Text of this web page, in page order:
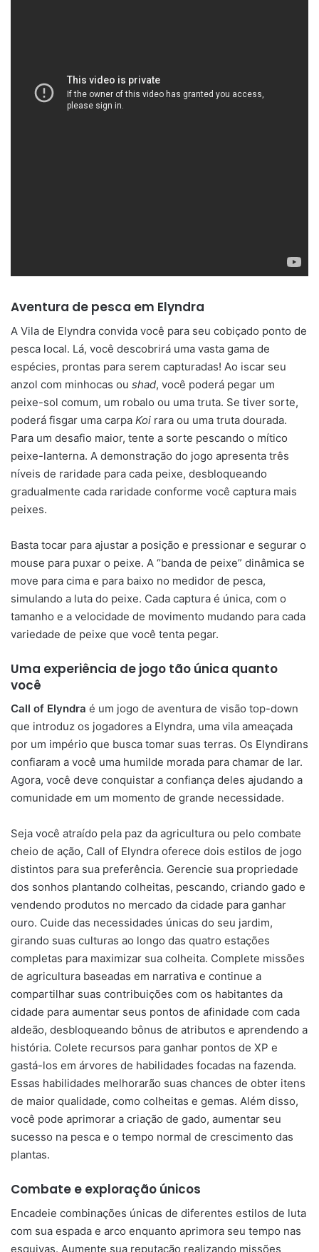
Aventura de pesca em Elyndra
A Vila de Elyndra convida você para seu cobiçado ponto de
pesca local. Lá, você descobrirá uma vasta gama de
espécies, prontas para serem capturadas! Ao iscar seu
anzol com minhocas ou shad, você poderá pegar um
peixe-sol comum, um robalo ou uma truta. Se tiver sorte,
poderá fisgar uma carpa Koi rara ou uma truta dourada.
Para um desafio maior, tente a sorte pescando o mítico
peixe-lanterna. A demonstração do jogo apresenta três
níveis de raridade para cada peixe, desbloqueando
gradualmente cada raridade conforme você captura mais
peixes.
Basta tocar para ajustar a posição e pressionar e segurar o
mouse para puxar o peixe. A “banda de peixe” dinâmica se
move para cima e para baixo no medidor de pesca,
simulando a luta do peixe. Cada captura é única, com o
tamanho e a velocidade de movimento mudando para cada
variedade de peixe que você tenta pegar.
Uma experiência de jogo tão única quanto
você
Call of Elyndra é um jogo de aventura de visão top-down
que introduz os jogadores a Elyndra, uma vila ameaçada
por um império que busca tomar suas terras. Os Elyndirans
confiaram a você uma humilde morada para chamar de lar.
Agora, você deve conquistar a confiança deles ajudando a
comunidade em um momento de grande necessidade.
Seja você atraído pela paz da agricultura ou pelo combate
cheio de ação, Call of Elyndra oferece dois estilos de jogo
distintos para sua preferência. Gerencie sua propriedade
dos sonhos plantando colheitas, pescando, criando gado e
vendendo produtos no mercado da cidade para ganhar
ouro. Cuide das necessidades únicas do seu jardim,
girando suas culturas ao longo das quatro estações
completas para maximizar sua colheita. Complete missões
de agricultura baseadas em narrativa e continue a
compartilhar suas contribuições com os habitantes da
cidade para aumentar seus pontos de afinidade com cada
aldeão, desbloqueando bônus de atributos e aprendendo a
história. Colete recursos para ganhar pontos de XP e
gastá-los em árvores de habilidades focadas na fazenda.
Essas habilidades melhorarão suas chances de obter itens
de maior qualidade, como colheitas e gemas. Além disso,
você pode aprimorar a criação de gado, aumentar seu
sucesso na pesca e o tempo normal de crescimento das
plantas.
Combate e exploração únicos
Encadeie combinações únicas de diferentes estilos de luta
com sua espada e arco enquanto aprimora seu tempo nas
esquivas. Aumente sua reputação realizando missões